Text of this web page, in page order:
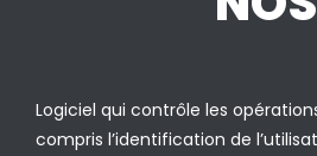
Logiciel qui contrôle les
compris l’identification de